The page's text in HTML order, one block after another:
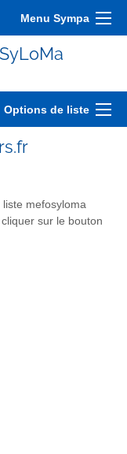
Menu Sympa
Options de liste
mefosyloma
sur le bouton